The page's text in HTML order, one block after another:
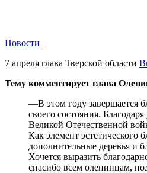
Новости
7 апреля глава Тверской области
Тему комментирует глава
—В этом году завершается
своего состояния.
Великой Отечественной
Как элемент эстетического
дополнительные деревья и
Хочется выразить
спасибо всем оленинцам,